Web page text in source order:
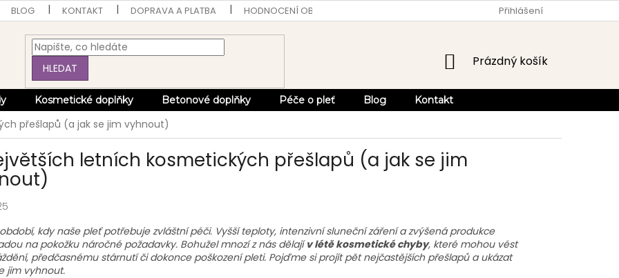
BLOG KONTAKT DOPRAVA A PLATBA HODNOCENÍ OBCHODU OCHRANA OSOBNÍCH
Přihlášení
HLEDAT
NÁKUPNÍ
Prázdný košík
Kosmetické doplňky Betonové doplňky Péče o pleť Blog Kontakt
přešlapů (a jak se jim vyhnout)
letních kosmetických přešlapů (a jak se jim
kdy naše pleť potřebuje zvláštní péči. Vyšší teploty, intenzivní sluneční záření a zvýšená produkce
na pokožku náročné požadavky. Bohužel mnozí z nás dělajív létě kosmetické chyby, které mohou vést
předčasnému stárnutí či dokonce poškození pleti. Pojďme si projít pět nejčastějších přešlapů a ukázat
jim vyhnout.